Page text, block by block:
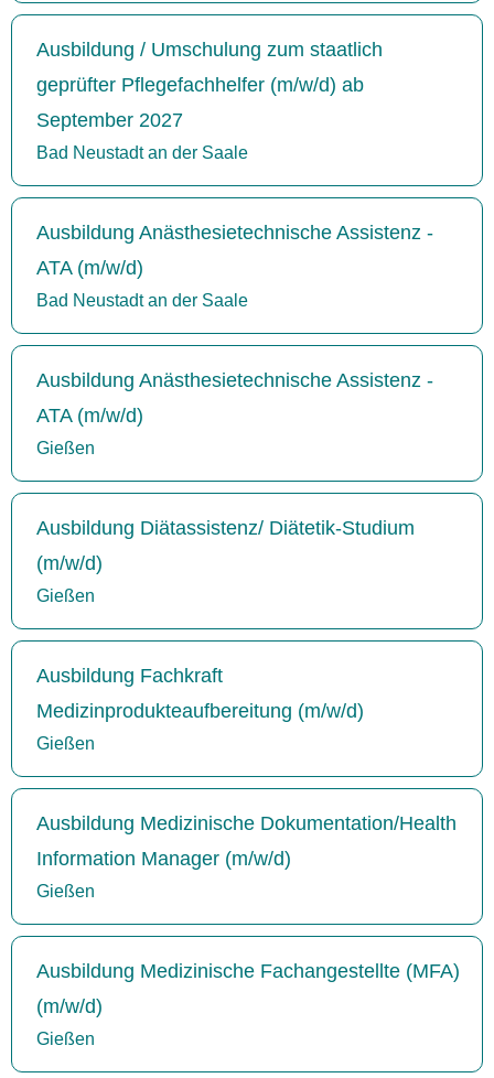
Ausbildung / Umschulung zum staatlich
geprüfter Pflegefachhelfer (m/w/d) ab
September 2027
Bad Neustadt an der Saale
Ausbildung Anästhesietechnische Assistenz -
ATA (m/w/d)
Bad Neustadt an der Saale
Ausbildung Anästhesietechnische Assistenz -
ATA (m/w/d)
Gießen
Ausbildung Diätassistenz/ Diätetik-Studium
(m/w/d)
Gießen
Ausbildung Fachkraft
Medizinprodukteaufbereitung (m/w/d)
Gießen
Ausbildung Medizinische Dokumentation/Health
Information Manager (m/w/d)
Gießen
Ausbildung Medizinische Fachangestellte (MFA)
(m/w/d)
Gießen